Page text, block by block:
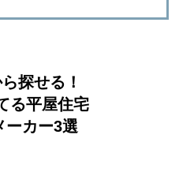
探せる！
る平屋住宅
ーカー3選